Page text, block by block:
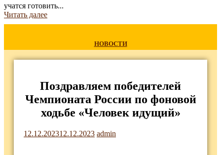
учатся готовить...
Читать далее
НОВОСТИ
Поздравляем победителей
Чемпионата России по фоновой
ходьбе «Человек идущий»
12.12.202312.12.2023 admin